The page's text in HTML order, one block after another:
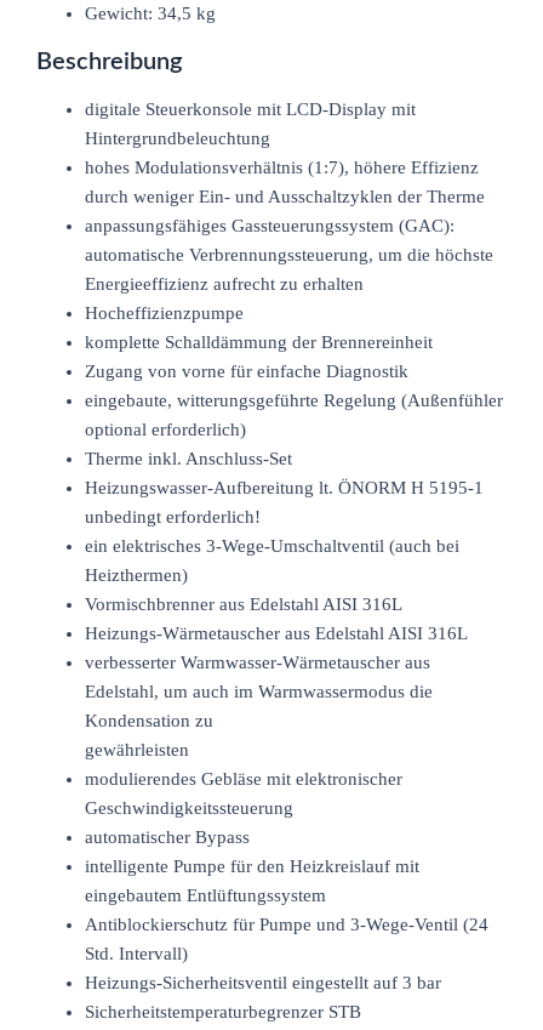
Gewicht: 34,5 kg
Beschreibung
digitale Steuerkonsole mit LCD-Display mit
Hintergrundbeleuchtung
hohes Modulationsverhältnis (1:7), höhere Effizienz
durch weniger Ein- und Ausschaltzyklen der Therme
anpassungsfähiges Gassteuerungssystem (GAC):
automatische Verbrennungssteuerung, um die höchste
Energieeffizienz aufrecht zu erhalten
Hocheffizienzpumpe
komplette Schalldämmung der Brennereinheit
Zugang von vorne für einfache Diagnostik
eingebaute, witterungsgeführte Regelung (Außenfühler
optional erforderlich)
Therme inkl. Anschluss-Set
Heizungswasser-Aufbereitung lt. ÖNORM H 5195-1
unbedingt erforderlich!
ein elektrisches 3-Wege-Umschaltventil (auch bei
Heizthermen)
Vormischbrenner aus Edelstahl AISI 316L
Heizungs-Wärmetauscher aus Edelstahl AISI 316L
verbesserter Warmwasser-Wärmetauscher aus
Edelstahl, um auch im Warmwassermodus die
Kondensation zu
gewährleisten
modulierendes Gebläse mit elektronischer
Geschwindigkeitssteuerung
automatischer Bypass
intelligente Pumpe für den Heizkreislauf mit
eingebautem Entlüftungssystem
Antiblockierschutz für Pumpe und 3-Wege-Ventil (24
Std. Intervall)
Heizungs-Sicherheitsventil eingestellt auf 3 bar
Sicherheitstemperaturbegrenzer STB